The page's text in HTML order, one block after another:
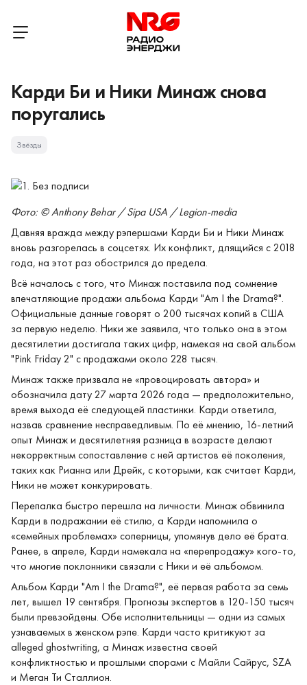
Карди Би и Ники Минаж снова
поругались
Звёзды
Фото: © Anthony Behar / Sipa USA / Legion-media
Давняя вражда между рэпершами Карди Би и Ники Минаж
вновь разгорелась в соцсетях. Их конфликт, длящийся с 2018
года, на этот раз обострился до предела.
Всё началось с того, что Минаж поставила под сомнение
впечатляющие продажи альбома Карди "Am I the Drama?".
Официальные данные говорят о 200 тысячах копий в США
за первую неделю. Ники же заявила, что только она в этом
десятилетии достигала таких цифр, намекая на свой альбом
"Pink Friday 2" с продажами около 228 тысяч.
Минаж также призвала не «провоцировать автора» и
обозначила дату 27 марта 2026 года — предположительно,
время выхода её следующей пластинки. Карди ответила,
назвав сравнение несправедливым. По её мнению, 16-летний
опыт Минаж и десятилетняя разница в возрасте делают
некорректным сопоставление с ней артистов её поколения,
таких как Рианна или Дрейк, с которыми, как считает Карди,
Ники не может конкурировать.
Перепалка быстро перешла на личности. Минаж обвинила
Карди в подражании её стилю, а Карди напомнила о
«семейных проблемах» соперницы, упомянув дело её брата.
Ранее, в апреле, Карди намекала на «перепродажу» кого-то,
что многие поклонники связали с Ники и её альбомом.
Альбом Карди "Am I the Drama?", её первая работа за семь
лет, вышел 19 сентября. Прогнозы экспертов в 120-150 тысяч
были превзойдены. Обе исполнительницы — одни из самых
узнаваемых в женском рэпе. Карди часто критикуют за
alleged ghostwriting, а Минаж известна своей
конфликтностью и прошлыми спорами с Майли Сайрус, SZA
и Меган Ти Сталлион.